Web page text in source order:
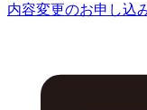
内容変更のお申し込